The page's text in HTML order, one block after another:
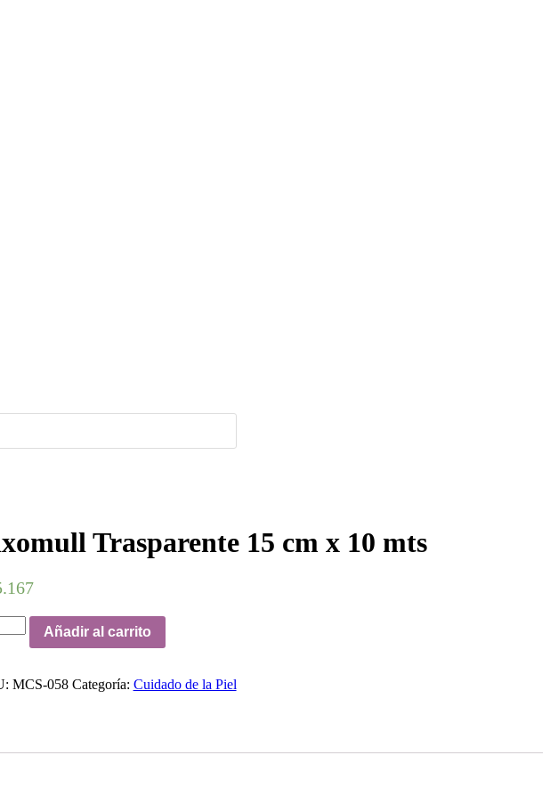
Trasparente 15 cm x 10 mts
Añadir al carrito
MCS-058 Categoría: Cuidado de la Piel